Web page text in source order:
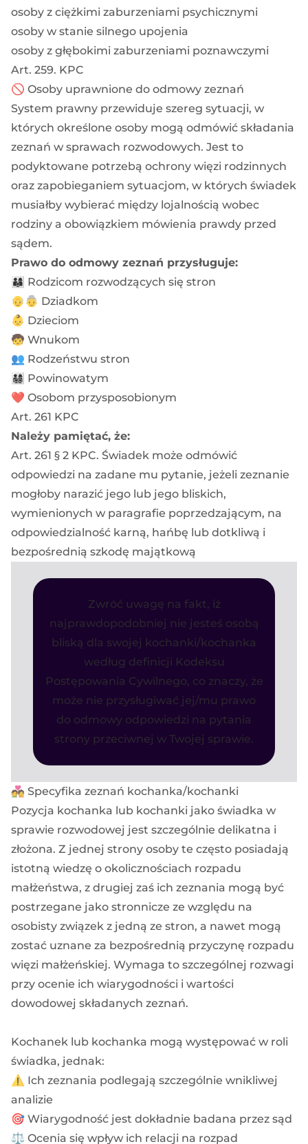
osoby z ciężkimi zaburzeniami psychicznymi
osoby w stanie silnego upojenia
osoby z głębokimi zaburzeniami poznawczymi
Art. 259. KPC
🚫 Osoby uprawnione do odmowy zeznań
System prawny przewiduje szereg sytuacji, w
których określone osoby mogą odmówić składania
zeznań w sprawach rozwodowych. Jest to
podyktowane potrzebą ochrony więzi rodzinnych
oraz zapobieganiem sytuacjom, w których świadek
musiałby wybierać między lojalnością wobec
rodziny a obowiązkiem mówienia prawdy przed
sądem.
Prawo do odmowy zeznań przysługuje:
👨‍👩‍👦 Rodzicom rozwodzących się stron
👴👵 Dziadkom
👶 Dzieciom
🧒 Wnukom
👥 Rodzeństwu stron
👨‍👩‍👧‍👦 Powinowatym
❤️ Osobom przysposobionym
Art. 261 KPC
Należy pamiętać, że:
Art. 261 § 2 KPC. Świadek może odmówić
odpowiedzi na zadane mu pytanie, jeżeli zeznanie
mogłoby narazić jego lub jego bliskich,
wymienionych w paragrafie poprzedzającym, na
odpowiedzialność karną, hańbę lub dotkliwą i
bezpośrednią szkodę majątkową
Zwróć uwagę na fakt, iż
najprawdopodobniej nie jesteś osobą
bliską dla swojej kochanki/kochanka
według definicji Kodeksu
Postępowania Cywilnego, co znaczy, że
może nie przysługiwać jej/mu prawo
do odmowy odpowiedzi na pytania
strony przeciwnej w Twojej sprawie.
💑 Specyfika zeznań kochanka/kochanki
Pozycja kochanka lub kochanki jako świadka w
sprawie rozwodowej jest szczególnie delikatna i
złożona. Z jednej strony osoby te często posiadają
istotną wiedzę o okolicznościach rozpadu
małżeństwa, z drugiej zaś ich zeznania mogą być
postrzegane jako stronnicze ze względu na
osobisty związek z jedną ze stron, a nawet mogą
zostać uznane za bezpośrednią przyczynę rozpadu
więzi małżeńskiej. Wymaga to szczególnej rozwagi
przy ocenie ich wiarygodności i wartości
dowodowej składanych zeznań.
Kochanek lub kochanka mogą występować w roli
świadka, jednak:
⚠️ Ich zeznania podlegają szczególnie wnikliwej
analizie
🎯 Wiarygodność jest dokładnie badana przez sąd
⚖️ Ocenia się wpływ ich relacji na rozpad